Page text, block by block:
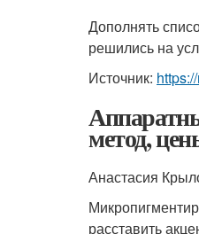
Дополнять
решились на
Источник:
метод,
Анастасия
расставить